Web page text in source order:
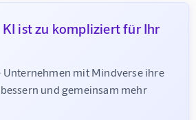
KI ist zu kompliziert für Ihr
Unternehmen mit Mindverse ihre
und gemeinsam mehr